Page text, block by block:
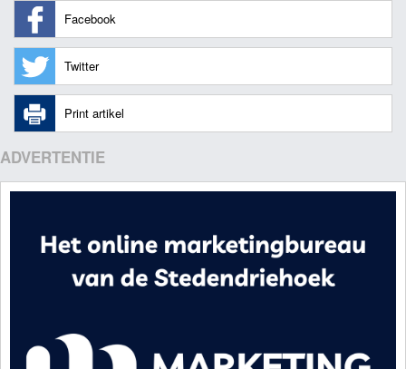
Facebook
Twitter
Print artikel
ADVERTENTIE